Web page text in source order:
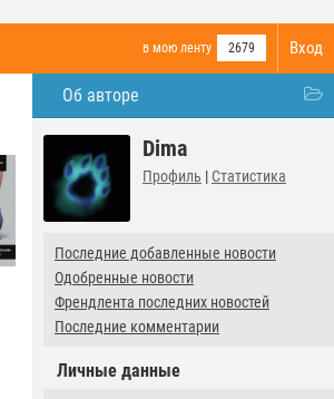
Вход
в мою ленту 2679
Об авторе
Dima
Профиль | Статистика
Последние добавленные новости
Одобренные новости
Френдлента последних новостей
Последние комментарии
Личные данные